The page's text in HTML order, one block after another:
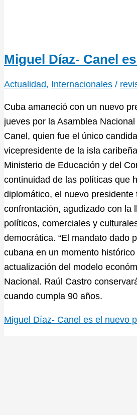
Miguel Díaz- Canel
Actualidad, Internacionales /
Cuba amaneció con un nuevo
jueves por la Asamblea
Canel, quien fue el único
vicepresidente de la isla
Ministerio de Educación y del
continuidad de las políticas que
diplomático, el nuevo
confrontación, agudizado con la
políticos, comerciales y
democrática. “El mandato dado
cubana en un momento
actualización del modelo
Nacional. Raúl Castro
cuando cumpla 90 años.
Miguel Díaz- Canel es el nuevo